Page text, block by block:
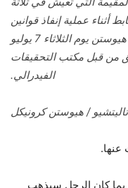
أثناء عملية إنفاذ قوانين
الهجرة الفيدرالية، خارج منزلها في هيوستن يوم الثلاثاء 7 يوليو
من قبل مكتب التحقيقات
الفيدرالي.
/ هيوستن كرونيكل
عنها.
كان الرجل سيذهب